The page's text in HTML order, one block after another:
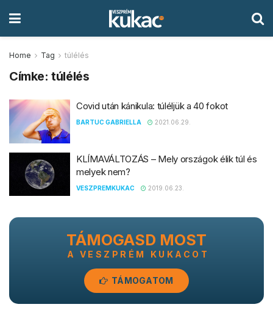
Home Tag túlélés
Címke:túlélés
Covid után kánikula: túléljük a 40 fokot
BARTUC GABRIELLA 2021.06.29.
KLÍMAVÁLTOZÁS – Mely országok élik túl és
melyek nem?
VESZPREMKUKAC 2019.06.23.
TÁMOGASD MOST
A VESZPRÉM KUKACOT
TÁMOGATOM